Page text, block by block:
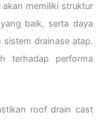
memiliki struktur
baik, serta daya
drainase atap.
terhadap performa
roof drain cast